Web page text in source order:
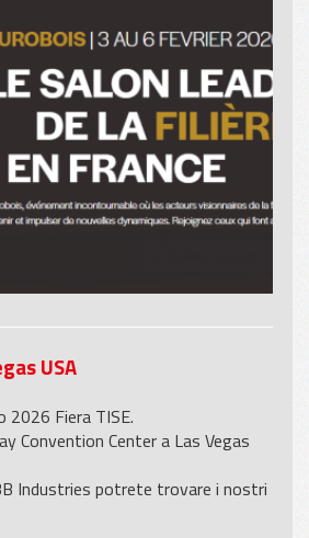
USA
2026 Fiera TISE.
Convention Center a Las Vegas
Industries potrete trovare i nostri